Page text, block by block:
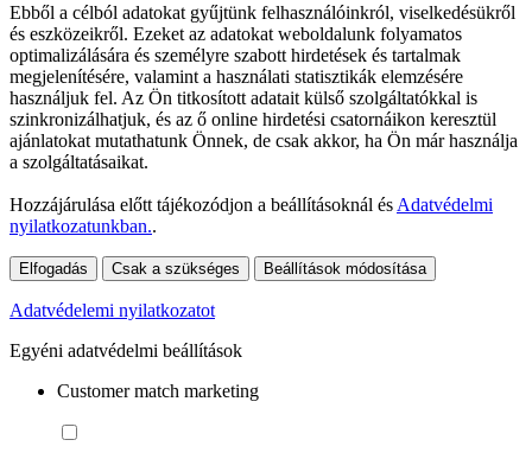
Ebből a célból adatokat gyűjtünk felhasználóinkról, viselkedésükről
és eszközeikről. Ezeket az adatokat weboldalunk folyamatos
optimalizálására és személyre szabott hirdetések és tartalmak
megjelenítésére, valamint a használati statisztikák elemzésére
használjuk fel. Az Ön titkosított adatait külső szolgáltatókkal is
szinkronizálhatjuk, és az ő online hirdetési csatornáikon keresztül
ajánlatokat mutathatunk Önnek, de csak akkor, ha Ön már használja
a szolgáltatásaikat.
Hozzájárulása előtt tájékozódjon a beállításoknál és Adatvédelmi
nyilatkozatunkban..
Elfogadás Csak a szükséges Beállítások módosítása
Adatvédelemi nyilatkozatot
Egyéni adatvédelmi beállítások
Customer match marketing